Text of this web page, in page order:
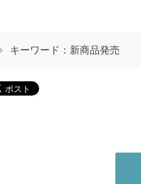
キーワード： 新商品発売